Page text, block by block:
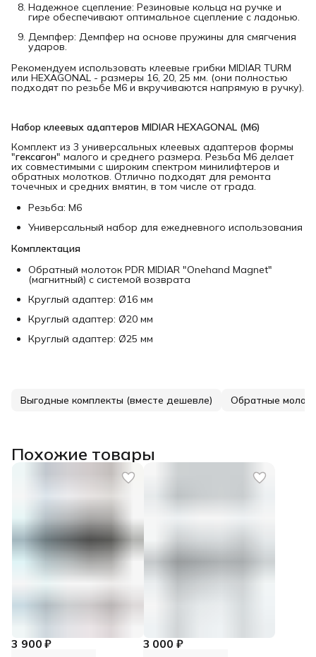
Надежное сцепление: Резиновые кольца на ручке и
гире обеспечивают оптимальное сцепление с ладонью.
Демпфер: Демпфер на основе пружины для смягчения
ударов.
Рекомендуем использовать клеевые грибки MIDIAR TURM
или HEXAGONAL - размеры 16, 20, 25 мм. (они полностью
подходят по резьбе M6 и вкручиваются напрямую в ручку).
Набор клеевых адаптеров MIDIAR HEXAGONAL (M6)
Комплект из 3 универсальных клеевых адаптеров формы
"гексагон" малого и среднего размера. Резьба M6 делает
их совместимыми с широким спектром минилифтеров и
обратных молотков. Отлично подходят для ремонта
точечных и средних вмятин, в том числе от града.
Резьба: М6
Универсальный набор для ежедневного использования
Комплектация
Обратный молоток PDR MIDIAR "Onehand Magnet"
(магнитный) с системой возврата
Круглый адаптер: Ø16 мм
Круглый адаптер: Ø20 мм
Круглый адаптер: Ø25 мм
Выгодные комплекты (вместе дешевле) Обратные
Похожие товары
3 900 ₽ 3 000 ₽